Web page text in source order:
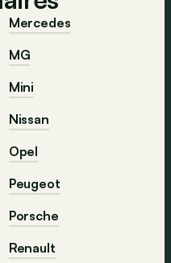
Mercedes
MG
Mini
Nissan
Opel
Peugeot
Porsche
Renault